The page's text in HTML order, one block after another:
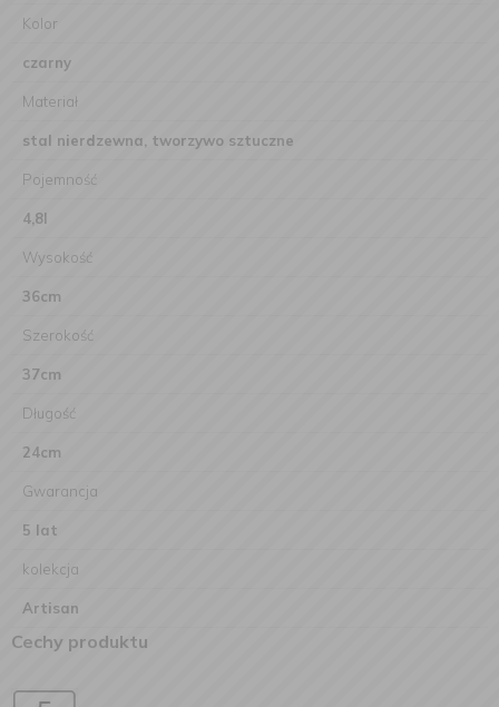
Kolor
czarny
Materiał
stal nierdzewna, tworzywo sztuczne
Pojemność
4,8l
Wysokość
36cm
Szerokość
37cm
Długość
24cm
Gwarancja
5 lat
kolekcja
Artisan
Cechy produktu